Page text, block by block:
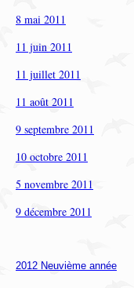
8 mai 2011
11 juin 2011
11 juillet 2011
11 août 2011
9 septembre 2011
10 octobre 2011
5 novembre 2011
9 décembre 2011
2012 Neuvième année